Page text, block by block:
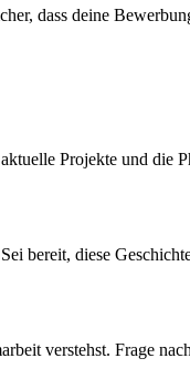
dass deine
Projekte und die
bereit, diese
verstehst. Frage